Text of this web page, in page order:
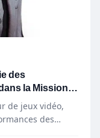
des
la Mission
de jeux vidéo,
des